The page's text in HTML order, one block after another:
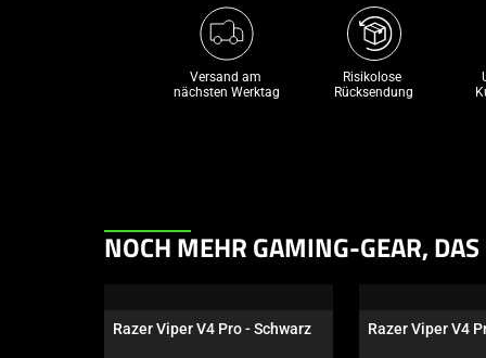
Versand am
nächsten Werktag
Risikolose
Rücksendung
This
carousel.
NOCH MEHR GAMING-GEAR,
Razer Viper V4 Pro - Schwarz Razer Viper V4